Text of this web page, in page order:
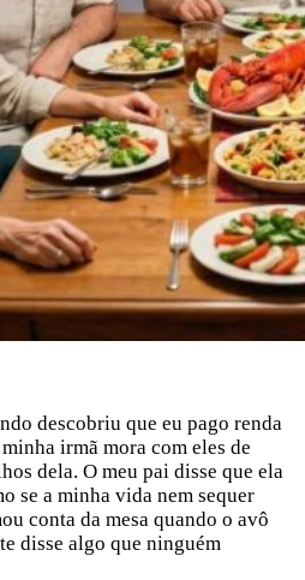
descobriu que eu pago renda
irmã mora com eles de
dela. O meu pai disse que ela
se a minha vida nem sequer
conta da mesa quando o avô
disse algo que ninguém